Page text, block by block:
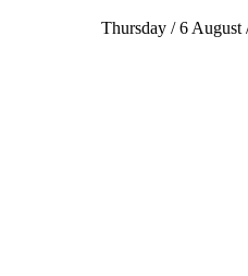
Thursday / 6 August